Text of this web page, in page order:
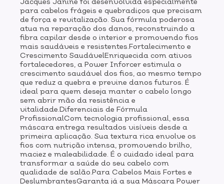
está ao seu alcance!
para cabelos frágeis e quebradiços que precisam
de força e revitalização. Sua fórmula poderosa
atua na reparação dos danos, reconstruindo a
fibra capilar desde o interior e promovendo fios
mais saudáveis e resistentes.Fortalecimento e
Crescimento SaudávelEnriquecida com ativos
fortalecedores, a Power Inforcer estimula o
crescimento saudável dos fios, ao mesmo tempo
que reduz a quebra e previne danos futuros. É
ideal para quem deseja manter o cabelo longo
sem abrir mão da resistência e
vitalidade.Diferenciais de Fórmula
ProfissionalCom tecnologia profissional, essa
máscara entrega resultados visíveis desde a
primeira aplicação. Sua textura rica envolve os
fios com nutrição intensa, promovendo brilho,
maciez e maleabilidade. É o cuidado ideal para
transformar a saúde do seu cabelo com
qualidade de salão.Para Cabelos Mais Fortes e
DeslumbrantesGaranta já a sua Máscara Power